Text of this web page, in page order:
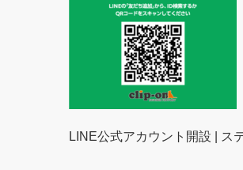
LINE公式アカウント開設 | ス